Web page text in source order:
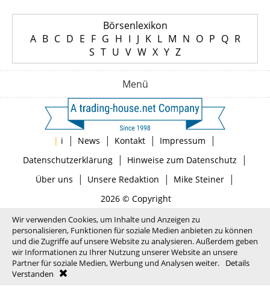
Börsenlexikon
A B C D E F G H I J K L M N O P Q R
S T U V W X Y Z
Menü
| i | News | Kontakt | Impressum |
Datenschutzerklärung| Hinweise zum Datenschutz |
Über uns | Unsere Redaktion | Mike Steiner|
2026 © Copyright
Wir verwenden Cookies, um Inhalte und Anzeigen zu
personalisieren, Funktionen für soziale Medien anbieten zu können
und die Zugriffe auf unsere Website zu analysieren. Außerdem geben
wir Informationen zu Ihrer Nutzung unserer Website an unsere
Partner für soziale Medien, Werbung und Analysen weiter.
Details
Verstanden